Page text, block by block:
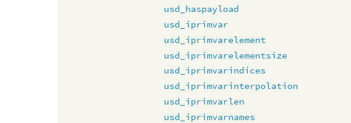
usd_haspayload
usd_iprimvar
usd_iprimvarelement
usd_iprimvarelementsize
usd_iprimvarindices
usd_iprimvarinterpolation
usd_iprimvarlen
usd_iprimvarnames